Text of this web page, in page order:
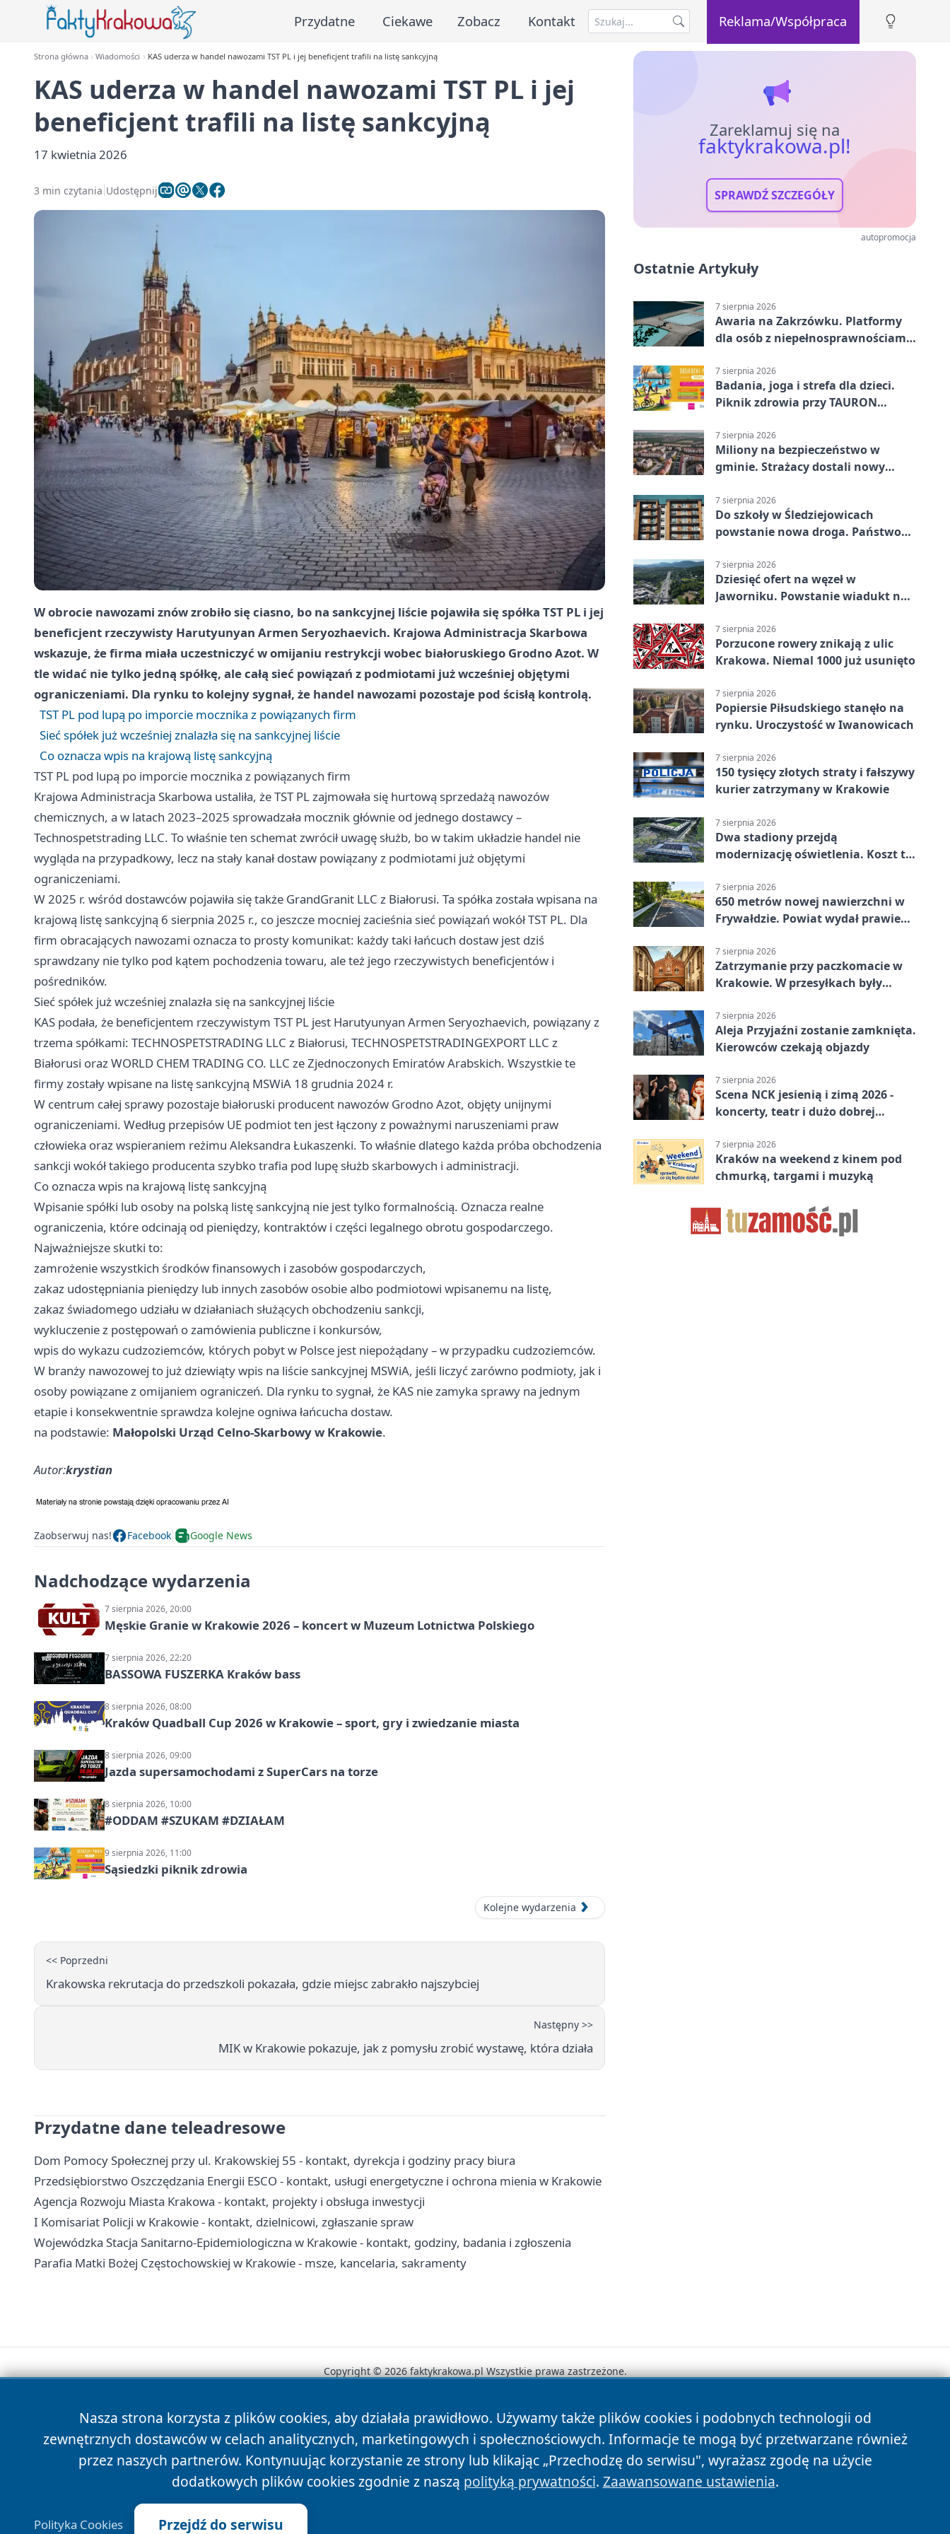
Przydatne Ciekawe Zobacz Kontakt Reklama/Współpraca
Strona główna Wiadomości KAS uderza w handel nawozami TST PL i jej beneficjent trafili na listę sankcyjną
KAS uderza w handel nawozami TST PL i jej
beneficjent trafili na listę sankcyjną
17 kwietnia 2026
3 min czytania Udostępnij
W obrocie nawozami znów zrobiło się ciasno, bo na sankcyjnej liście pojawiła się spółka TST PL i jej
beneficjent rzeczywisty Harutyunyan Armen Seryozhaevich. Krajowa Administracja Skarbowa
wskazuje, że firma miała uczestniczyć w omijaniu restrykcji wobec białoruskiego Grodno Azot. W
tle widać nie tylko jedną spółkę, ale całą sieć powiązań z podmiotami już wcześniej objętymi
ograniczeniami. Dla rynku to kolejny sygnał, że handel nawozami pozostaje pod ścisłą kontrolą.
TST PL pod lupą po imporcie mocznika z powiązanych firm
Sieć spółek już wcześniej znalazła się na sankcyjnej liście
Co oznacza wpis na krajową listę sankcyjną
TST PL pod lupą po imporcie mocznika z powiązanych firm
Krajowa Administracja Skarbowa ustaliła, że TST PL zajmowała się hurtową sprzedażą nawozów
chemicznych, a w latach 2023–2025 sprowadzała mocznik głównie od jednego dostawcy –
Technospetstrading LLC. To właśnie ten schemat zwrócił uwagę służb, bo w takim układzie handel nie
wygląda na przypadkowy, lecz na stały kanał dostaw powiązany z podmiotami już objętymi
ograniczeniami.
W 2025 r. wśród dostawców pojawiła się także GrandGranit LLC z Białorusi. Ta spółka została wpisana na
krajową listę sankcyjną 6 sierpnia 2025 r., co jeszcze mocniej zacieśnia sieć powiązań wokół TST PL. Dla
firm obracających nawozami oznacza to prosty komunikat: każdy taki łańcuch dostaw jest dziś
sprawdzany nie tylko pod kątem pochodzenia towaru, ale też jego rzeczywistych beneficjentów i
pośredników.
Sieć spółek już wcześniej znalazła się na sankcyjnej liście
KAS podała, że beneficjentem rzeczywistym TST PL jest Harutyunyan Armen Seryozhaevich, powiązany z
trzema spółkami: TECHNOSPETSTRADING LLC z Białorusi, TECHNOSPETSTRADINGEXPORT LLC z
Białorusi oraz WORLD CHEM TRADING CO. LLC ze Zjednoczonych Emiratów Arabskich. Wszystkie te
firmy zostały wpisane na listę sankcyjną MSWiA 18 grudnia 2024 r.
W centrum całej sprawy pozostaje białoruski producent nawozów Grodno Azot, objęty unijnymi
ograniczeniami. Według przepisów UE podmiot ten jest łączony z poważnymi naruszeniami praw
człowieka oraz wspieraniem reżimu Aleksandra Łukaszenki. To właśnie dlatego każda próba obchodzenia
sankcji wokół takiego producenta szybko trafia pod lupę służb skarbowych i administracji.
Co oznacza wpis na krajową listę sankcyjną
Wpisanie spółki lub osoby na polską listę sankcyjną nie jest tylko formalnością. Oznacza realne
ograniczenia, które odcinają od pieniędzy, kontraktów i części legalnego obrotu gospodarczego.
Najważniejsze skutki to:
zamrożenie wszystkich środków finansowych i zasobów gospodarczych,
zakaz udostępniania pieniędzy lub innych zasobów osobie albo podmiotowi wpisanemu na listę,
zakaz świadomego udziału w działaniach służących obchodzeniu sankcji,
wykluczenie z postępowań o zamówienia publiczne i konkursów,
wpis do wykazu cudzoziemców, których pobyt w Polsce jest niepożądany – w przypadku cudzoziemców.
W branży nawozowej to już dziewiąty wpis na liście sankcyjnej MSWiA, jeśli liczyć zarówno podmioty, jak i
osoby powiązane z omijaniem ograniczeń. Dla rynku to sygnał, że KAS nie zamyka sprawy na jednym
etapie i konsekwentnie sprawdza kolejne ogniwa łańcucha dostaw.
na podstawie: Małopolski Urząd Celno-Skarbowy w Krakowie.
Autor:krystian
Zaobserwuj nas! Facebook Google News
Nadchodzące wydarzenia
7 sierpnia 2026, 20:00
Męskie Granie w Krakowie 2026 – koncert w Muzeum Lotnictwa Polskiego
7 sierpnia 2026, 22:20
BASSOWA FUSZERKA Kraków bass
8 sierpnia 2026, 08:00
Kraków Quadball Cup 2026 w Krakowie – sport, gry i zwiedzanie miasta
8 sierpnia 2026, 09:00
Jazda supersamochodami z SuperCars na torze
8 sierpnia 2026, 10:00
#ODDAM #SZUKAM #DZIAŁAM
9 sierpnia 2026, 11:00
Sąsiedzki piknik zdrowia
Kolejne wydarzenia
<< Poprzedni
Krakowska rekrutacja do przedszkoli pokazała, gdzie miejsc zabrakło najszybciej
Następny >>
MIK w Krakowie pokazuje, jak z pomysłu zrobić wystawę, która działa
Przydatne dane teleadresowe
Dom Pomocy Społecznej przy ul. Krakowskiej 55 - kontakt, dyrekcja i godziny pracy biura
Przedsiębiorstwo Oszczędzania Energii ESCO - kontakt, usługi energetyczne i ochrona mienia w Krakowie
Agencja Rozwoju Miasta Krakowa - kontakt, projekty i obsługa inwestycji
I Komisariat Policji w Krakowie - kontakt, dzielnicowi, zgłaszanie spraw
Wojewódzka Stacja Sanitarno-Epidemiologiczna w Krakowie - kontakt, godziny, badania i zgłoszenia
Parafia Matki Bożej Częstochowskiej w Krakowie - msze, kancelaria, sakramenty
Zareklamuj się na
faktykrakowa.pl!
SPRAWDŹ SZCZEGÓŁY
autopromocja
Ostatnie Artykuły
7 sierpnia 2026
Awaria na Zakrzówku. Platformy
dla osób z niepełnosprawnościami
7 sierpnia 2026
Badania, joga i strefa dla dzieci.
Piknik zdrowia przy TAURON
7 sierpnia 2026
Miliony na bezpieczeństwo w
gminie. Strażacy dostali nowy
7 sierpnia 2026
Do szkoły w Śledziejowicach
powstanie nowa droga. Państwo
7 sierpnia 2026
Dziesięć ofert na węzeł w
Jaworniku. Powstanie wiadukt nad
7 sierpnia 2026
Porzucone rowery znikają z ulic
Krakowa. Niemal 1000 już usunięto
7 sierpnia 2026
Popiersie Piłsudskiego stanęło na
rynku. Uroczystość w Iwanowicach
7 sierpnia 2026
150 tysięcy złotych straty i fałszywy
kurier zatrzymany w Krakowie
7 sierpnia 2026
Dwa stadiony przejdą
modernizację oświetlenia. Koszt to
7 sierpnia 2026
650 metrów nowej nawierzchni w
Frywałdzie. Powiat wydał prawie
7 sierpnia 2026
Zatrzymanie przy paczkomacie w
Krakowie. W przesyłkach były
7 sierpnia 2026
Aleja Przyjaźni zostanie zamknięta.
Kierowców czekają objazdy
7 sierpnia 2026
Scena NCK jesienią i zimą 2026 -
koncerty, teatr i dużo dobrej
7 sierpnia 2026
Kraków na weekend z kinem pod
chmurką, targami i muzyką
Nasza strona korzysta z plików cookies, aby działała prawidłowo. Używamy także plików cookies i podobnych technologii od
zewnętrznych dostawców w celach analitycznych, marketingowych i społecznościowych. Informacje te mogą być przetwarzane również
przez naszych partnerów. Kontynuując korzystanie ze strony lub klikając „Przechodzę do serwisu", wyrażasz zgodę na użycie
dodatkowych plików cookies zgodnie z naszą polityką prywatności. Zaawansowane ustawienia.
Polityka Cookies Przejdź do serwisu
Copyright © 2026 faktykrakowa.pl Wszystkie prawa zastrzeżone.
News Autorzy Polityka Prywatności Polityka Cookies